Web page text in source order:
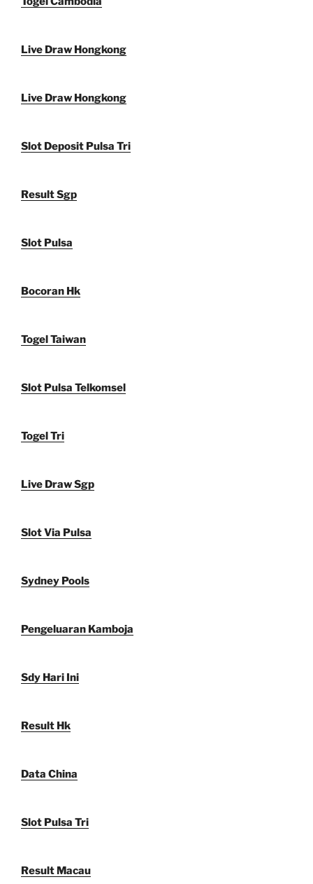
Live Draw Hongkong
Live Draw Hongkong
Slot Deposit Pulsa Tri
Result Sgp
Slot Pulsa
Bocoran Hk
Togel Taiwan
Slot Pulsa Telkomsel
Togel Tri
Live Draw Sgp
Slot Via Pulsa
Sydney Pools
Pengeluaran Kamboja
Sdy Hari Ini
Result Hk
Data China
Slot Pulsa Tri
Result Macau